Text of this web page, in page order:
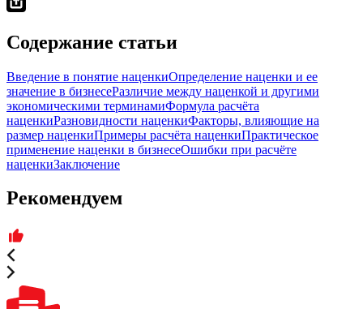
Содержание статьи
Введение в понятие наценкиОпределение наценки и ее
значение в бизнесеРазличие между наценкой и другими
экономическими терминамиФормула расчёта
наценкиРазновидности наценкиФакторы, влияющие на
размер наценкиПримеры расчёта наценкиПрактическое
применение наценки в бизнесеОшибки при расчёте
наценкиЗаключение
Рекомендуем